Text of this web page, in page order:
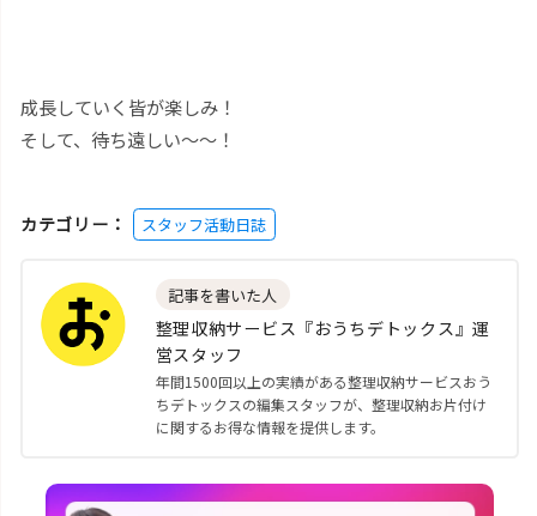
成長していく皆が楽しみ！
そして、待ち遠しい〜〜！
カテゴリー： スタッフ活動日誌
記事を書いた人
整理収納サービス『おうちデトックス』運
営スタッフ
年間1500回以上の実績がある整理収納サービスおう
ちデトックスの編集スタッフが、整理収納お片付け
に関するお得な情報を提供します。